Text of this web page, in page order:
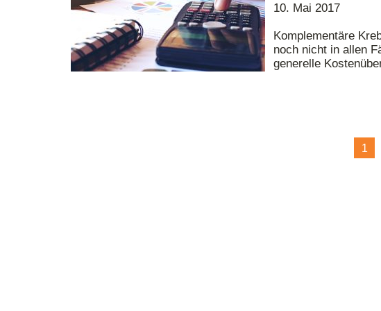
10. Mai 2017
Komplementäre
noch nicht in allen
generelle
1